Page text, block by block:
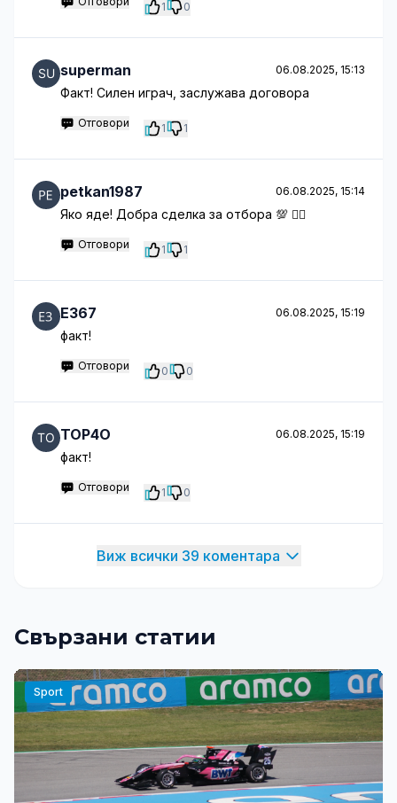
1 0
superman 06.08.2025, 15:13
Факт! Силен играч, заслужава договора
Отговори 1 1
petkan1987 06.08.2025, 15:14
Яко яде! Добра сделка за отбора 💯 🤦‍♂️
Отговори 1 1
E367 06.08.2025, 15:19
факт!
Отговори 0 0
TOP4O 06.08.2025, 15:19
факт!
Отговори 1 0
Виж всички 39 коментара
Свързани статии
Sport